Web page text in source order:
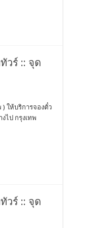
วร์ :: จุด
ให้บริการจองตั๋ว
ไป กรุงเทพ
วร์ :: จุด